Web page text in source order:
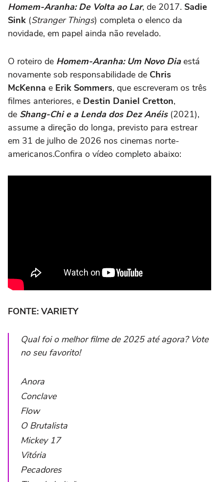
Homem-Aranha: De Volta ao Lar, de 2017. Sadie
Sink (Stranger Things) completa o elenco da
novidade, em papel ainda não revelado.
O roteiro de Homem-Aranha: Um Novo Diaestá
novamente sob responsabilidade de Chris
McKenna e Erik Sommers, que escreveram os três
filmes anteriores, e Destin Daniel Cretton,
de Shang-Chi e a Lenda dos Dez Anéis(2021),
assume a direção do longa, previsto para estrear
em 31 de julho de 2026 nos cinemas norte-
americanos.Confira o vídeo completo abaixo:
FONTE: VARIETY
Qual foi o melhor filme de 2025 até agora? Vote
no seu favorito!
Anora
Conclave
Flow
O Brutalista
Mickey 17
Vitória
Pecadores